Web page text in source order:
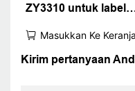
ZY3310 untuk label
pengemasan iOS
android 80mm
Masukkan Ke
Kirim pertanyaan